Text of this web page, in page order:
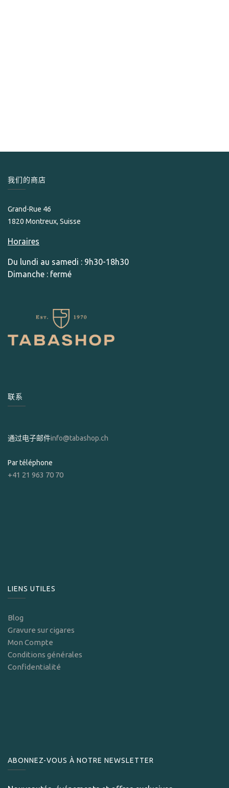
我们的商店
Grand-Rue 46
1820 Montreux, Suisse
Horaires
Du lundi au samedi : 9h30-18h30
Dimanche : fermé
联系
通过电子邮件info@tabashop.ch
Par téléphone
+41 21 963 70 70
LIENS UTILES
Blog
Gravure sur cigares
Mon Compte
Conditions générales
Confidentialité
ABONNEZ-VOUS À NOTRE NEWSLETTER